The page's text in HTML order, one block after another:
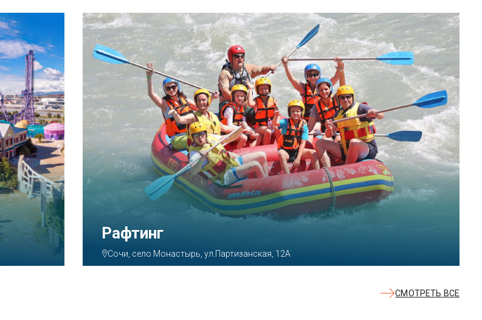
Рафтинг
Сочи, село Монастырь, ул.Партизанская, 12А
СМОТРЕТЬ ВСЕ